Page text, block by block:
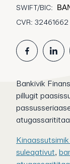
SWIFT/BIC:
CVR: 32461662
Bankivik
pillugit
suleqativut,